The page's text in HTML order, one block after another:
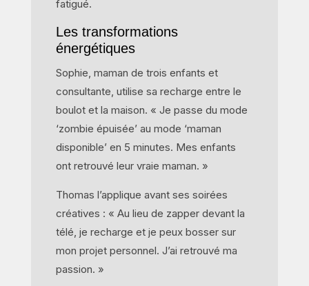
fatigué.
Les transformations
énergétiques
Sophie, maman de trois enfants et
consultante, utilise sa recharge entre le
boulot et la maison. « Je passe du mode
‘zombie épuisée’ au mode ‘maman
disponible’ en 5 minutes. Mes enfants
ont retrouvé leur vraie maman. »
Thomas l’applique avant ses soirées
créatives : « Au lieu de zapper devant la
télé, je recharge et je peux bosser sur
mon projet personnel. J’ai retrouvé ma
passion. »